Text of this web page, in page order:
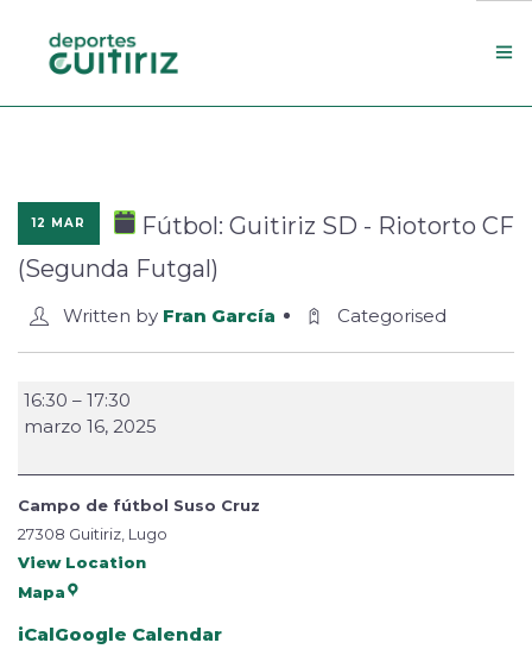
Actualidade
Contacto
Concello
12 MAR
Fútbol: Guitiriz SD - Riotorto CF
(Segunda Futgal)
Written by Fran García Categorised
16:30 – 17:30
marzo 16, 2025
Campo de fútbol Suso Cruz
27308 Guitiriz, Lugo
View Location
Mapa
iCalGoogle Calendar